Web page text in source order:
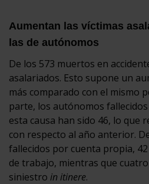
Aumentan las víctimas
las de autónomos
De los 573 muertos en
asalariados. Esto supone un
más comparado con el mismo
parte, los autónomos
esta causa han sido 46, lo que
con respecto al año anterior.
fallecidos por cuenta propia,
de trabajo, mientras que
siniestro in itinere.